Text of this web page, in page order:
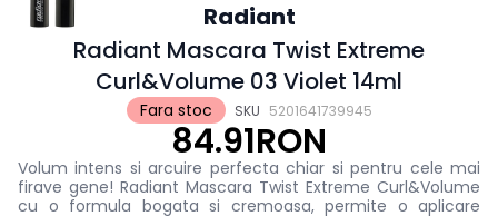
Fara stoc SKU 5201641739945
Radiant
Radiant Mascara Twist Extreme
Curl&Volume 03 Violet 14ml
84.91RON
Volum intens si arcuire perfecta chiar si pentru cele mai
firave gene! Radiant Mascara Twist Extreme Curl&Volume
cu o formula bogata si cremoasa, permite o aplicare